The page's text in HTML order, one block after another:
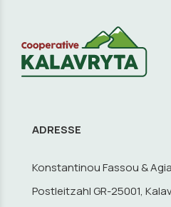
ADRESSE
Konstantinou Fassou &
Postleitzahl GR-25001,